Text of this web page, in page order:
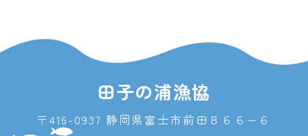
田子の浦漁協
〒416-0937 静岡県富士市前田８６６−６